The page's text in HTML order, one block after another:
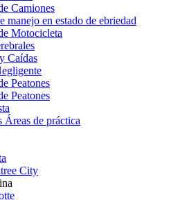
Camiones
manejo en estado de ebriedad
Motocicleta
Caídas
Peatones
Peatones
Áreas de práctica
City